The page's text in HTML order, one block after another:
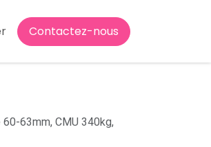
Contactez-nous
63mm, CMU 340kg,